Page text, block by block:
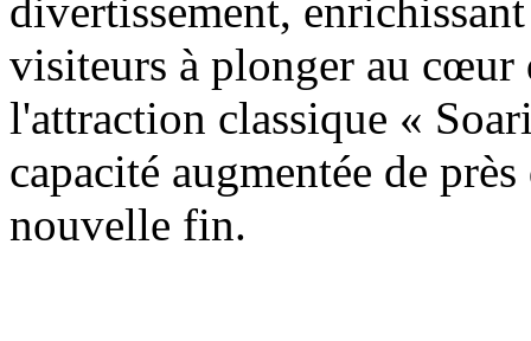
divertissement,
visiteurs à plonger au
l'attraction classique «
capacité augmentée de
nouvelle fin.